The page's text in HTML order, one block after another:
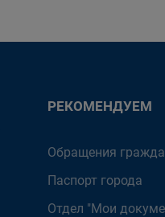
РЕКОМЕНДУЕМ
Обращения
Паспорт города
Отдел "Мои